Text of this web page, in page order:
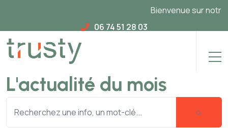
Bienvenue sur notre
06 74 51 28 03
L'actualité du mois